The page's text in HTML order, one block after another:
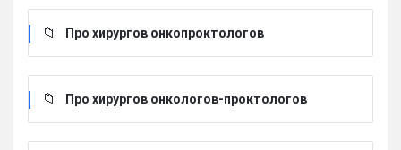
Про хирургов онкопроктологов
Про хирургов онкологов-проктологов